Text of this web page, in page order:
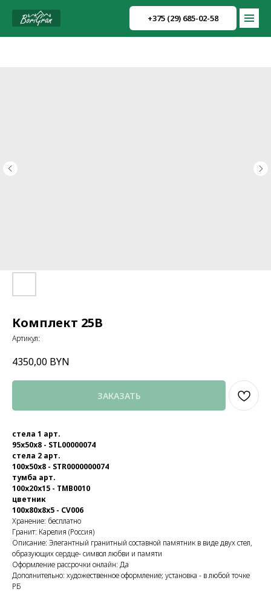
+375 (29) 685-02-58
Комплект 25В
Артикул:
4350,00 BYN
ЗАКАЗАТЬ
стела 1 арт.
95х50х8 - STL00000074
стела 2 арт.
100х50х8 - STR0000000074
тумба арт.
100х20х15 - TMB0010
цветник
100х80х8х5 - CV006
Хранение: бесплатно
Гранит: Карелия (Россия)
Описание: Элегантный гранитный составной памятник в виде двух стел,
образующих сердце- символ любви и памяти
Оформление рассрочки онлайн: Да
Дополнительно: художественное оформление; установка - в любой точке
РБ